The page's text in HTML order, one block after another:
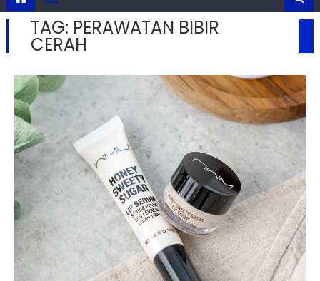
TAG: PERAWATAN BIBIR
CERAH